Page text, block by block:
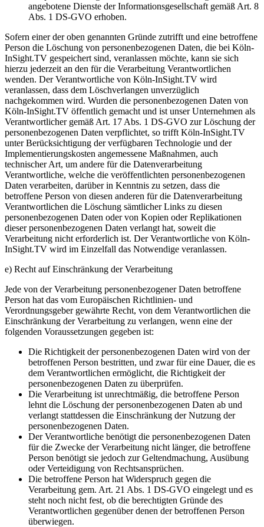
angebotene Dienste der Informationsgesellschaft gemäß Art. 8
Abs. 1 DS-GVO erhoben.
Sofern einer der oben genannten Gründe zutrifft und eine betroffene
Person die Löschung von personenbezogenen Daten, die bei Köln-
InSight.TV gespeichert sind, veranlassen möchte, kann sie sich
hierzu jederzeit an den für die Verarbeitung Verantwortlichen
wenden. Der Verantwortliche von Köln-InSight.TV wird
veranlassen, dass dem Löschverlangen unverzüglich
nachgekommen wird. Wurden die personenbezogenen Daten von
Köln-InSight.TV öffentlich gemacht und ist unser Unternehmen als
Verantwortlicher gemäß Art. 17 Abs. 1 DS-GVO zur Löschung der
personenbezogenen Daten verpflichtet, so trifft Köln-InSight.TV
unter Berücksichtigung der verfügbaren Technologie und der
Implementierungskosten angemessene Maßnahmen, auch
technischer Art, um andere für die Datenverarbeitung
Verantwortliche, welche die veröffentlichten personenbezogenen
Daten verarbeiten, darüber in Kenntnis zu setzen, dass die
betroffene Person von diesen anderen für die Datenverarbeitung
Verantwortlichen die Löschung sämtlicher Links zu diesen
personenbezogenen Daten oder von Kopien oder Replikationen
dieser personenbezogenen Daten verlangt hat, soweit die
Verarbeitung nicht erforderlich ist. Der Verantwortliche von Köln-
InSight.TV wird im Einzelfall das Notwendige veranlassen.
e) Recht auf Einschränkung der Verarbeitung
Jede von der Verarbeitung personenbezogener Daten betroffene
Person hat das vom Europäischen Richtlinien- und
Verordnungsgeber gewährte Recht, von dem Verantwortlichen die
Einschränkung der Verarbeitung zu verlangen, wenn eine der
folgenden Voraussetzungen gegeben ist:
Die Richtigkeit der personenbezogenen Daten wird von der
betroffenen Person bestritten, und zwar für eine Dauer, die es
dem Verantwortlichen ermöglicht, die Richtigkeit der
personenbezogenen Daten zu überprüfen.
Die Verarbeitung ist unrechtmäßig, die betroffene Person
lehnt die Löschung der personenbezogenen Daten ab und
verlangt stattdessen die Einschränkung der Nutzung der
personenbezogenen Daten.
Der Verantwortliche benötigt die personenbezogenen Daten
für die Zwecke der Verarbeitung nicht länger, die betroffene
Person benötigt sie jedoch zur Geltendmachung, Ausübung
oder Verteidigung von Rechtsansprüchen.
Die betroffene Person hat Widerspruch gegen die
Verarbeitung gem. Art. 21 Abs. 1 DS-GVO eingelegt und es
steht noch nicht fest, ob die berechtigten Gründe des
Verantwortlichen gegenüber denen der betroffenen Person
überwiegen.